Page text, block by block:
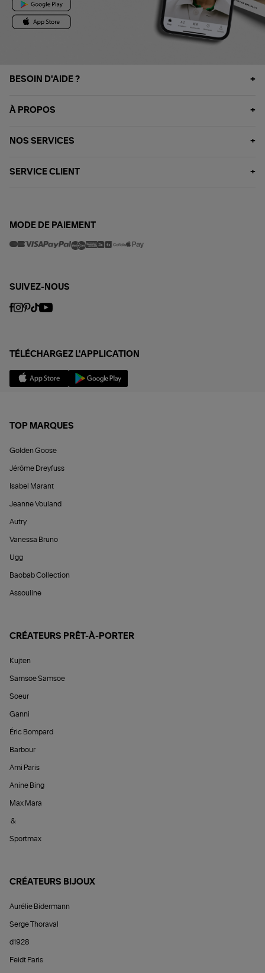
BESOIN D'AIDE ?
À PROPOS
NOS SERVICES
SERVICE CLIENT
MODE DE PAIEMENT
SUIVEZ-NOUS
TÉLÉCHARGEZ L'APPLICATION
TOP MARQUES
Golden Goose
Jérôme Dreyfuss
Isabel Marant
Jeanne Vouland
Autry
Vanessa Bruno
Ugg
Baobab Collection
Assouline
CRÉATEURS PRÊT-À-PORTER
Kujten
Samsoe Samsoe
Soeur
Ganni
Éric Bompard
Barbour
Ami Paris
Anine Bing
Max Mara
&
Sportmax
CRÉATEURS BIJOUX
Aurélie Bidermann
Serge Thoraval
d1928
Feidt Paris